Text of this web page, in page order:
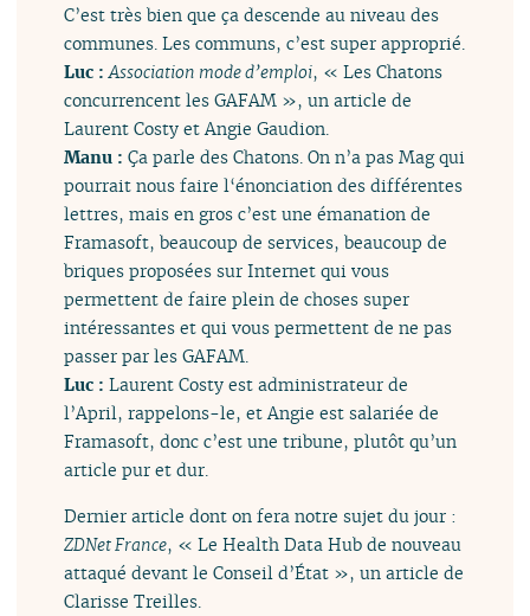
C’est très bien que ça descende au niveau des
communes. Les communs, c’est super approprié.
Luc :Association mode d’emploi, « Les Chatons
concurrencent les GAFAM », un article de
Laurent Costy et Angie Gaudion.
Manu :Ça parle des Chatons. On n’a pas Mag qui
pourrait nous faire l‘énonciation des différentes
lettres, mais en gros c’est une émanation de
Framasoft, beaucoup de services, beaucoup de
briques proposées sur Internet qui vous
permettent de faire plein de choses super
intéressantes et qui vous permettent de ne pas
passer par les GAFAM.
Luc :Laurent Costy est administrateur de
l’April, rappelons-le, et Angie est salariée de
Framasoft, donc c’est une tribune, plutôt qu’un
article pur et dur.
Dernier article dont on fera notre sujet du jour :
ZDNet France, « Le Health Data Hub de nouveau
attaqué devant le Conseil d’État », un article de
Clarisse Treilles.